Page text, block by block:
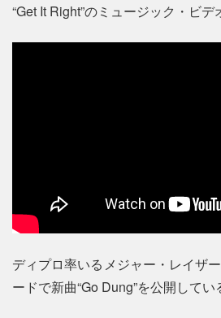
“Get It Right”のミュージック・ビデ
ディプロ率いるメジャー・レイザ
ードで新曲“Go Dung”を公開してい